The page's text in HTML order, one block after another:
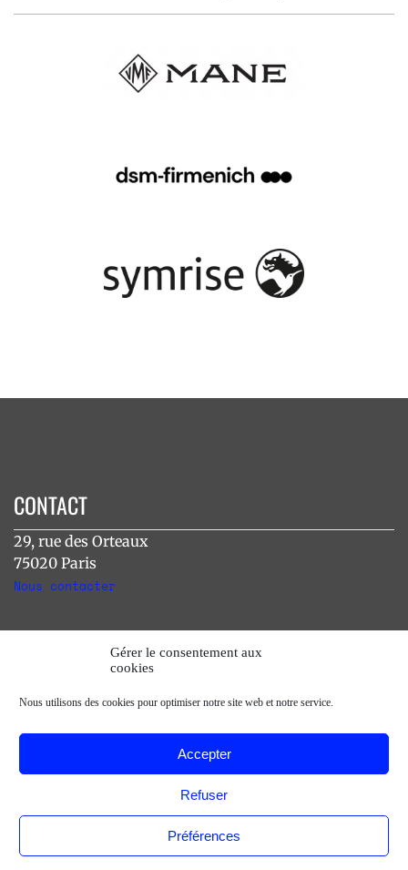
Gérer le consentement aux
cookies
Nous utilisons des cookies pour optimiser notre site web et notre service.
Accepter
Refuser
Préférences
CONTACT
29, rue des Orteaux
75020 Paris
Nous contacter